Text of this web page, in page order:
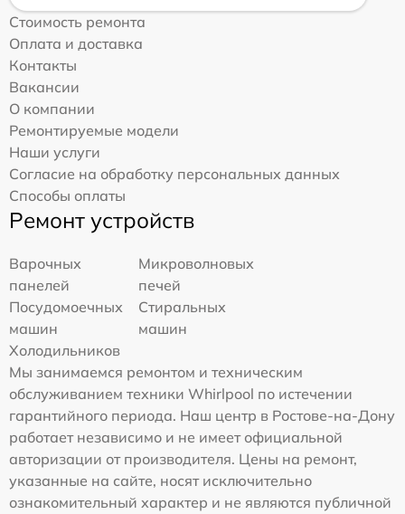
Стоимость ремонта
Оплата и доставка
Контакты
Вакансии
О компании
Ремонтируемые модели
Наши услуги
Согласие на обработку персональных данных
Способы оплаты
Ремонт устройств
Варочных
панелей
Микроволновых
печей
Посудомоечных
машин
Стиральных
машин
Холодильников
Мы занимаемся ремонтом и техническим
обслуживанием техники Whirlpool по истечении
гарантийного периода. Наш центр в Ростове-на-Дону
работает независимо и не имеет официальной
авторизации от производителя. Цены на ремонт,
указанные на сайте, носят исключительно
ознакомительный характер и не являются публичной